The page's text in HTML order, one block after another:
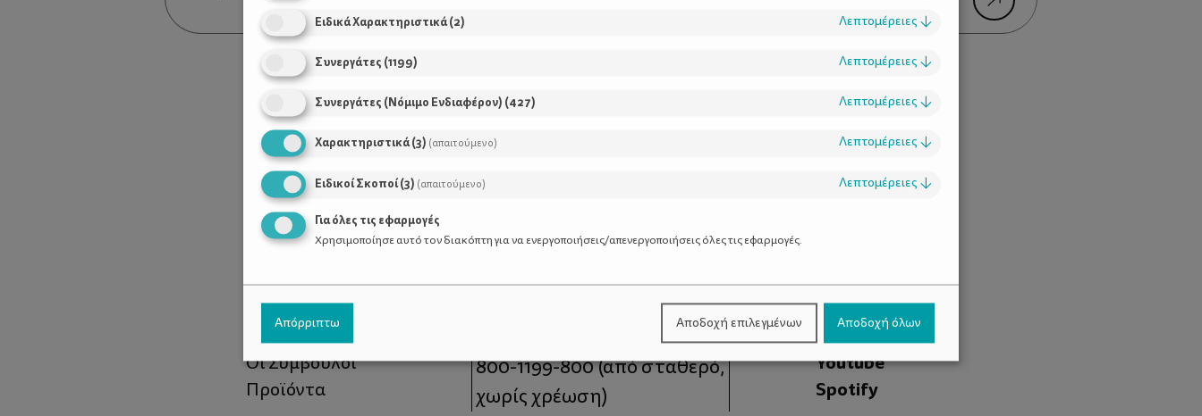
Χρήσιμοι Σύνδεσμοι
Τι είναι το ΔΕΛΤΑ moms
Οι Σύμβουλοι
Προϊόντα
Τηλέφωνο Επικοινωνίας:
800-1199-800(από σταθερό,
χωρίς χρέωση)
Facebook
Instagram
Youtube
Spotify
Ειδικά Χαρακτηριστικά(2) Λεπτομέρειες ↓
Συνεργάτες (1199) Λεπτομέρειες ↓
Συνεργάτες (Νόμιμο Ενδιαφέρον) (427) Λεπτομέρειες ↓
Χαρακτηριστικά(3) (απαιτούμενο) Λεπτομέρειες ↓
Ειδικοί Σκοποί(3) (απαιτούμενο) Λεπτομέρειες ↓
Για όλες τις εφαρμογές
Χρησιμοποίησε αυτό τον διακόπτη για να ενεργοποιήσεις/απενεργοποιήσεις όλες τις εφαρμογές.
Απόρριπτω Αποδοχή επιλεγμένων Αποδοχή όλων